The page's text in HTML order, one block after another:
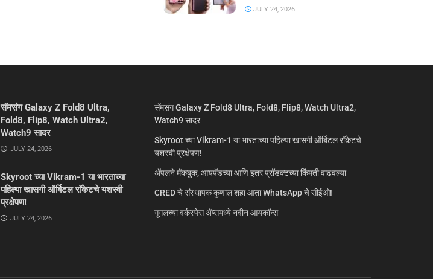
JULY 24, 2026
सॅमसंग Galaxy Z Fold8 Ultra,
Fold8, Flip8, Watch Ultra2,
Watch9 सादर
JULY 24, 2026
Skyroot च्या Vikram-1 या भारताच्या
पहिल्या खासगी ऑर्बिटल रॉकेटचे यशस्वी
प्रक्षेपण!
JULY 24, 2026
सॅमसंग Galaxy Z Fold8 Ultra, Fold8, Flip8, Watch Ultra2,
Watch9 सादर
Skyroot च्या Vikram-1 या भारताच्या पहिल्या खासगी ऑर्बिटल रॉकेटचे
यशस्वी प्रक्षेपण!
ॲपलने मॅकबुक, आयपॅडच्या आणि इतर प्रॉडक्टच्या किंमती वाढवल्या
CRED चे संस्थापक कुणाल शहा आता WhatsApp चे सीईओ!
गूगलच्या वर्कस्पेस अ‍ॅप्समध्ये नवीन आयकॉन्स